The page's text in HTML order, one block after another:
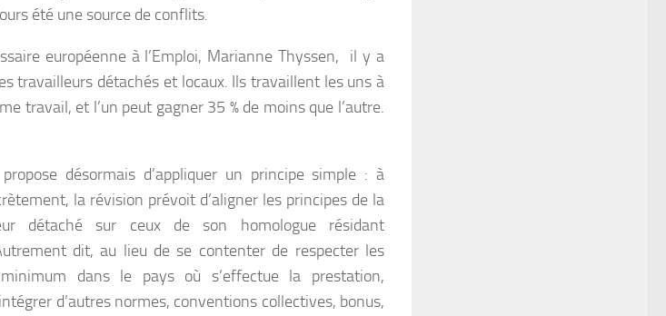
été une source de conflits.
européenne à l’Emploi, Marianne Thyssen, il y a
travailleurs détachés et locaux. Ils travaillent les uns à
travail, et l’un peut gagner 35 % de moins que l’autre.
désormais d’appliquer un principe simple : à
la révision prévoit d’aligner les principes de la
détaché sur ceux de son homologue résidant
dit, au lieu de se contenter de respecter les
dans le pays où s’effectue la prestation,
d’autres normes, conventions collectives, bonus,